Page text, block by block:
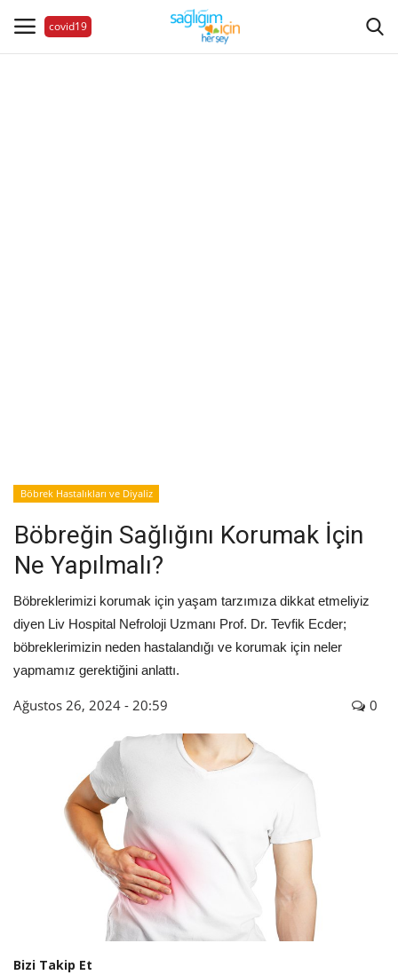
covid19
Tanı-Tedavi
Böbrek Hastalıkları ve Diyaliz
Böbreğin Sağlığını Korumak İçin
Ne Yapılmalı?
Böbreklerimizi korumak için yaşam tarzımıza dikkat etmeliyiz
diyen Liv Hospital Nefroloji Uzmanı Prof. Dr. Tevfik Ecder;
böbreklerimizin neden hastalandığı ve korumak için neler
yapmamız gerektiğini anlattı.
Ağustos 26, 2024 - 20:59 0
Bizi Takip Et